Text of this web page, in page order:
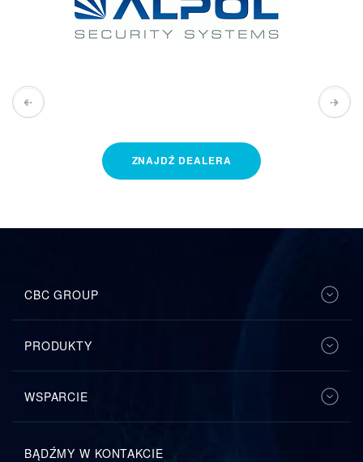
ZNAJDŹ DEALERA
CBC GROUP
PRODUKTY
WSPARCIE
BĄDŹMY W KONTAKCIE